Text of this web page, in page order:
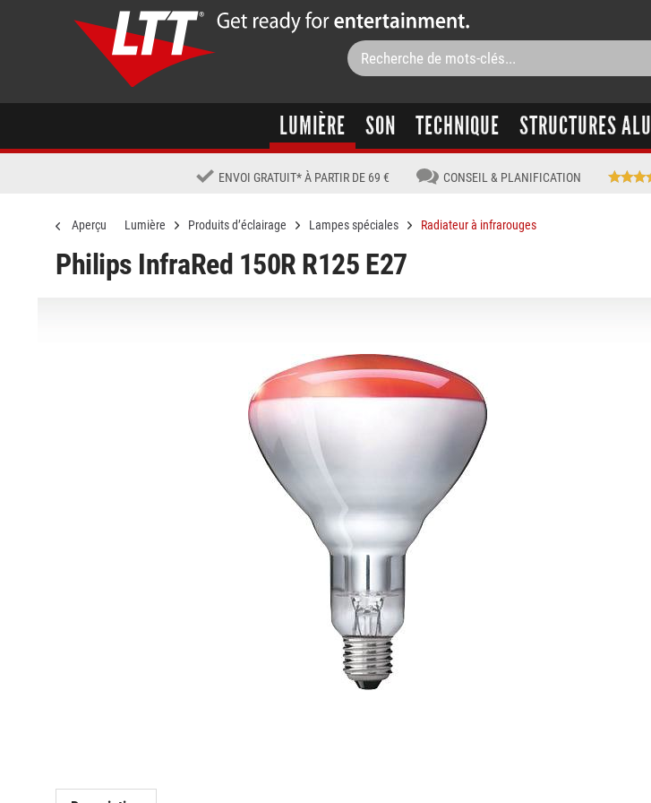
LUMIÈRE SON TECHNIQUE STRUCTURES ALU
ENVOI GRATUIT* À PARTIR DE 69 € CONSEIL & PLANIFICATION
Aperçu Lumière Produits d’éclairage Lampes spéciales Radiateur à infrarouges
Philips InfraRed 150R R125 E27